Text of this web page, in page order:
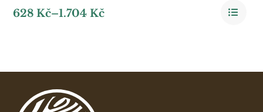
628Kč–1.704Kč